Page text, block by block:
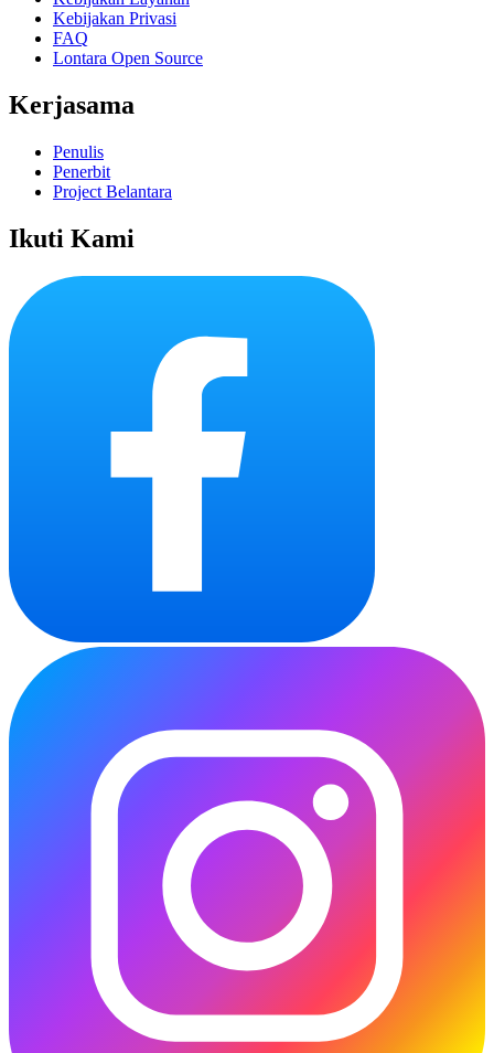
Kebijakan Privasi
FAQ
Lontara Open Source
Kerjasama
Penulis
Penerbit
Project Belantara
Ikuti Kami